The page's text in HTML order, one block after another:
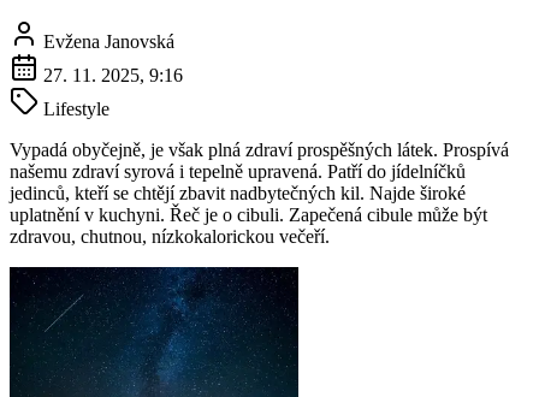
Evžena Janovská
27. 11. 2025, 9:16
Lifestyle
Vypadá obyčejně, je však plná zdraví prospěšných látek. Prospívá
našemu zdraví syrová i tepelně upravená. Patří do jídelníčků
jedinců, kteří se chtějí zbavit nadbytečných kil. Najde široké
uplatnění v kuchyni. Řeč je o cibuli. Zapečená cibule může být
zdravou, chutnou, nízkokalorickou večeří.